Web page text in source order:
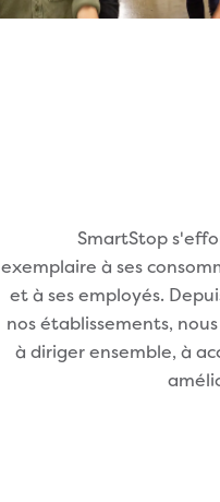
SmartStop
exemplaire à ses
et à ses employés.
nos établissements,
à diriger ensemble, à